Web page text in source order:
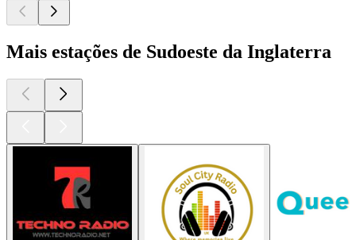
Mais estações de Sudoeste da Inglaterra